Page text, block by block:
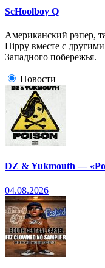
ScHoolboy Q
Американский рэпер,
Hippy вместе с
Западного побережья.
Новости
DZ & Yukmouth —
04.08.2026